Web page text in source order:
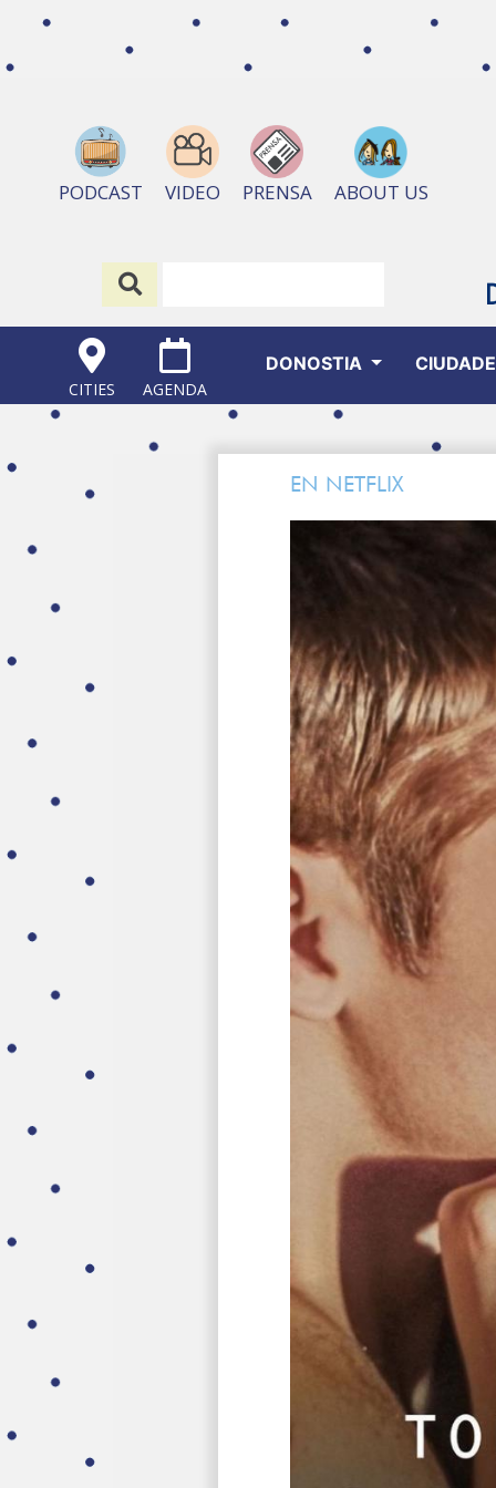
PODCAST VIDEO PRENSA ABOUT US
CITIES AGENDA
DONOSTIA
EN NETFLIX